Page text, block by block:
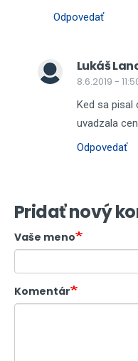
Odpovedať
Lukáš
8.6.2019 -
Ked sa pisal
uvadzala
Odpovedať
Pridať nový
Vaše meno
Komentár